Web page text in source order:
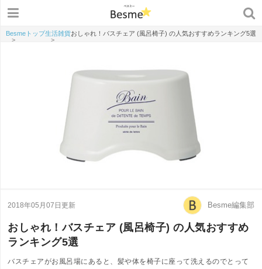
Besmeトップ
>
生活雑貨
>
おしゃれ！バスチェア (風呂椅子) の人気おすすめランキング5選
2018年05月07日更新 Besme編集部
おしゃれ！バスチェア (風呂椅子) の人気おすすめ
ランキング5選
バスチェアがお風呂場にあると、髪や体を椅子に座って洗えるのでとって